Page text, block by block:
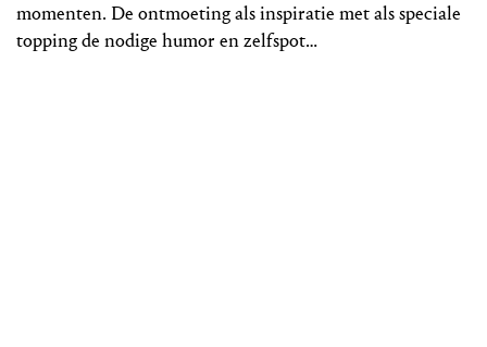
momenten. De ontmoeting als inspiratie met als speciale
topping de nodige humor en zelfspot…